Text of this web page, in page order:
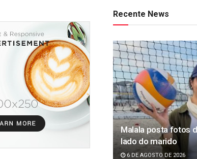
Recente News
Malala posta fotos
lado do marido
6 DE AGOSTO DE 2026